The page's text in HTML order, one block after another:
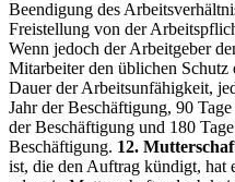
Beendigung des
Freistellung von der
Wenn jedoch der Arbeitgeber
Mitarbeiter den üblichen Schutz
Dauer der Arbeitsunfähigkeit,
Jahr der Beschäftigung, 90
der Beschäftigung und 180
Beschäftigung. 12.
ist, die den Auftrag kündigt, hat